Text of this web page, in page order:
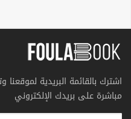
اشترك بالقائمة البريدية
مباشرة على بريدك الإلكتروني